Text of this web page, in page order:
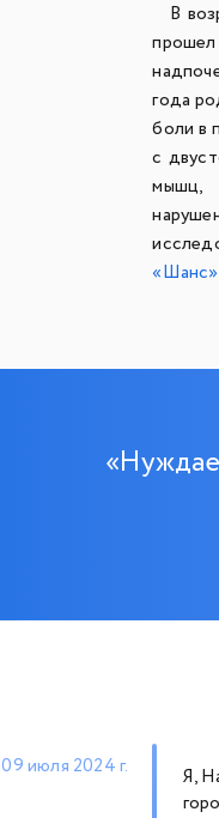
В
года
боли в
с
мышц,
09 июля 2024 г.
Я,